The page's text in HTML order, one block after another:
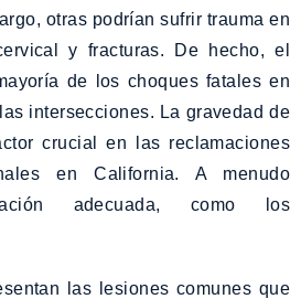
otras podrían sufrir trauma en
y fracturas. De hecho, el
de los choques fatales en
intersecciones. La gravedad de
crucial en las reclamaciones
en California. A menudo
adecuada, como los
las lesiones comunes que